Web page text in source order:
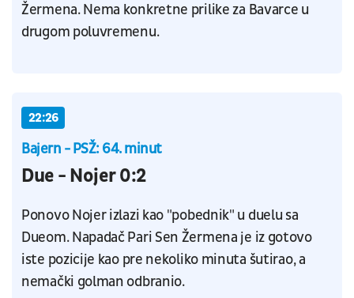
Žermena. Nema konkretne prilike za Bavarce u
drugom poluvremenu.
22:26
Bajern - PSŽ: 64. minut
Due - Nojer 0:2
Ponovo Nojer izlazi kao "pobednik" u duelu sa
Dueom. Napadač Pari Sen Žermena je iz gotovo
iste pozicije kao pre nekoliko minuta šutirao, a
nemački golman odbranio.